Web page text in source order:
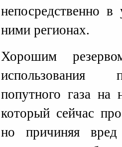
непосредственно
ними регионах.
Хорошим
использования
попутного газа на
который сейчас
но причиняя вред